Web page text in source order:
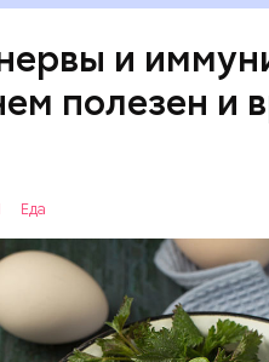
и
полезен и
Еда